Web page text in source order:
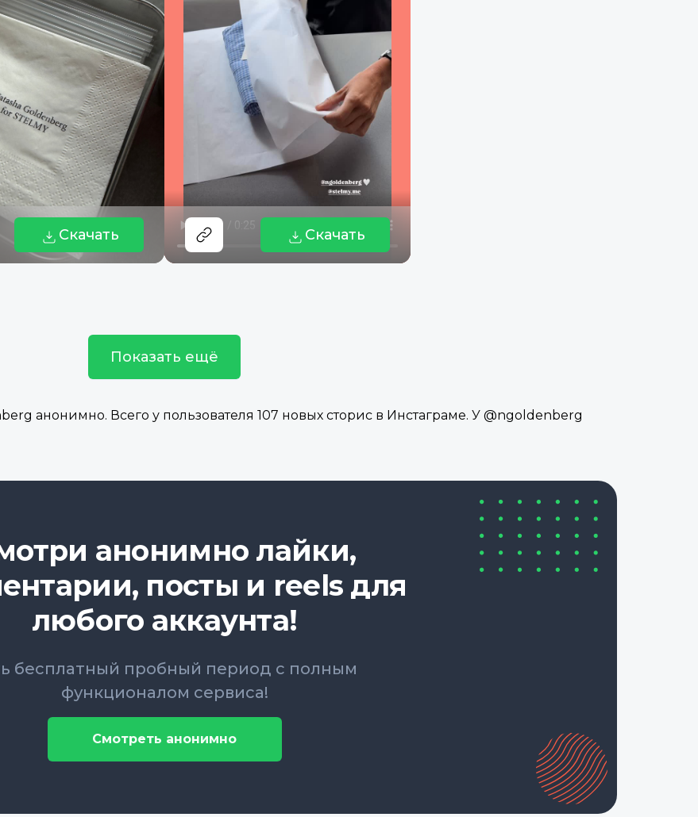
Скачать Скачать
Показать ещё
анонимно. Всего у пользователя 107 новых сторис в Инстаграме. У @ngoldenberg
анонимно лайки,
посты и reels для
любого аккаунта!
бесплатный пробный период с полным
функционалом сервиса!
Смотреть анонимно